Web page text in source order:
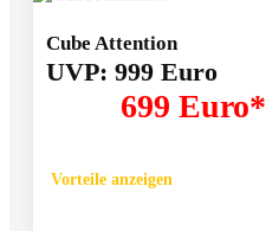
Cube Attention
UVP: 999 Euro
699 Euro*
Vorteile anzeigen